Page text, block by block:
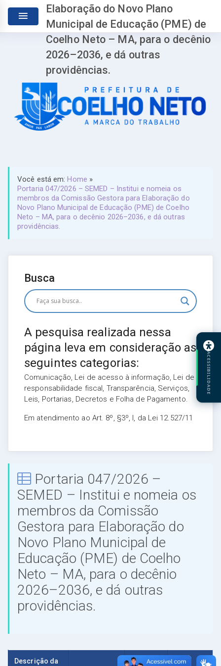
Elaboração do Novo Plano
Municipal de Educação (PME) de
Coelho Neto – MA, para o decênio
2026–2036, e dá outras
providências.
Você está em:Home »
Portaria 047/2026 – SEMED – Institui e nomeia os
membros da Comissão Gestora para Elaboração do
Novo Plano Municipal de Educação (PME) de Coelho
Neto – MA, para o decênio 2026–2036, e dá outras
providências.
Busca
A pesquisa realizada nessa
página leva em consideração as
seguintes categorias:
Comunicação, Lei de acesso à informação, Lei de
responsabilidade fiscal, Transparência, Serviços,
Leis, Portarias, Decretos e Folha de Pagamento.
Em atendimento ao Art. 8º, §3º, I, da Lei 12.527/11
Portaria 047/2026 –
SEMED – Institui e nomeia os
membros da Comissão
Gestora para Elaboração do
Novo Plano Municipal de
Educação (PME) de Coelho
Neto – MA, para o decênio
2026–2036, e dá outras
providências.
Descrição da
ACESSIBILIDADE